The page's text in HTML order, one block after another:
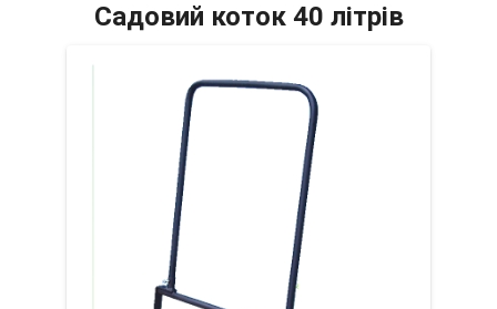
Садовий коток 40 літрів